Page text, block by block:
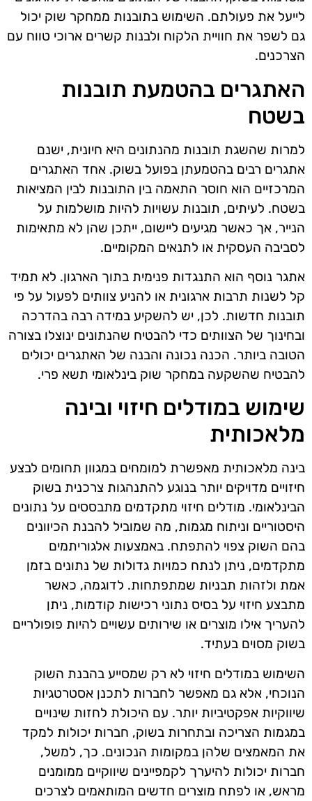
לייעל את פעולתם. השימוש בתובנות ממחקר שוק יכול
גם לשפר את חוויית הלקוח ולבנות קשרים ארוכי טווח עם
הצרכנים.
האתגרים בהטמעת תובנות
בשטח
למרות שהשגת תובנות מהנתונים היא חיונית, ישנם
אתגרים רבים בהטמעתן בפועל בשוק. אחד האתגרים
המרכזיים הוא חוסר התאמה בין התובנות לבין המציאות
בשטח. לעיתים, תובנות עשויות להיות מושלמות על
הנייר, אך כאשר מגיעים ליישום, ייתכן שהן לא מתאימות
לסביבה העסקית או לתנאים המקומיים.
אתגר נוסף הוא התנגדות פנימית בתוך הארגון. לא תמיד
קל לשנות תרבות ארגונית או להניע צוותים לפעול על פי
תובנות חדשות. לכן, יש להשקיע במידה רבה בהדרכה
ובחינוך של הצוותים כדי להבטיח שהנתונים ינוצלו בצורה
הטובה ביותר. הכנה נכונה והבנה של האתגרים יכולים
להבטיח שהשקעה במחקר שוק בינלאומי תשא פרי.
שימוש במודלים חיזוי ובינה
מלאכותית
בינה מלאכותית מאפשרת למומחים במגוון תחומים לבצע
חיזויים מדויקים יותר בנוגע להתנהגות צרכנית בשוק
הבינלאומי. מודלים חיזוי מתקדמים מתבססים על נתונים
היסטוריים וניתוח מגמות, מה שמוביל להבנת הכיוונים
בהם השוק צפוי להתפתח. באמצעות אלגוריתמים
מתקדמים, ניתן לנתח כמויות גדולות של נתונים בזמן
אמת ולזהות תבניות שמתפתחות. לדוגמה, כאשר
מתבצע חיזוי על בסיס נתוני רכישות קודמות, ניתן
להעריך אילו מוצרים או שירותים עשויים להיות פופולריים
בשוק מסוים בעתיד.
השימוש במודלים חיזוי לא רק שמסייע בהבנת השוק
הנוכחי, אלא גם מאפשר לחברות לתכנן אסטרטגיות
שיווקיות אפקטיביות יותר. עם היכולת לחזות שינויים
במגמות הצריכה ובתחרות בשוק, חברות יכולות למקד
את המאמצים שלהן במקומות הנכונים. כך, למשל,
חברות יכולות להיערך לקמפיינים שיווקיים ממומנים
מראש, או לפתח מוצרים חדשים המותאמים לצרכים